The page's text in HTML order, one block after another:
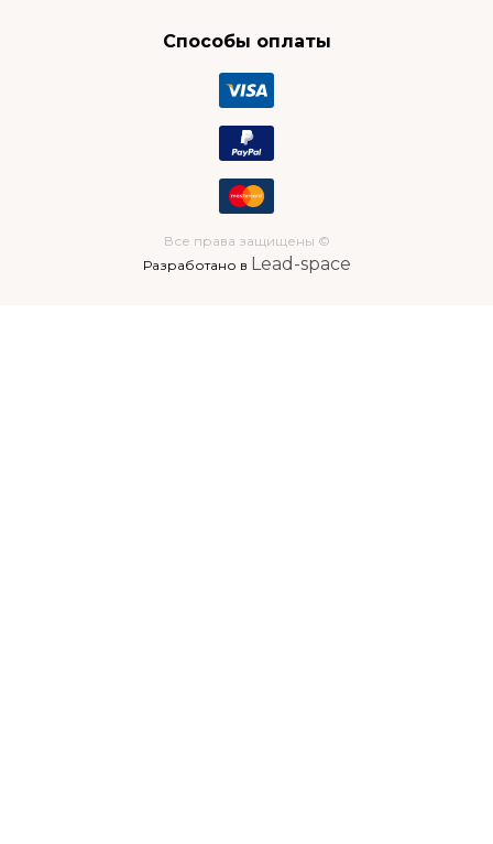
Способы оплаты
Все права защищены ©
Разработано в Lead-space